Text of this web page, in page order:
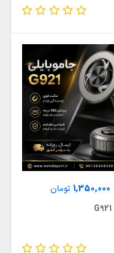
1,350,000 تومان